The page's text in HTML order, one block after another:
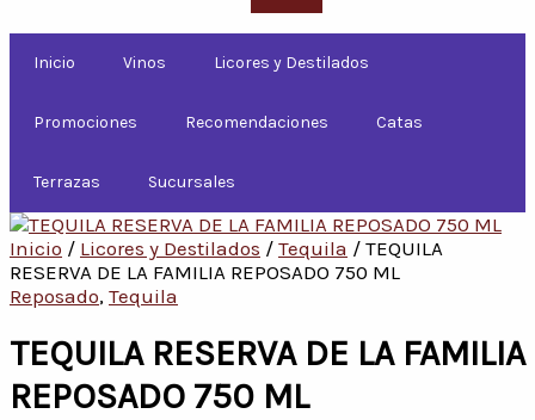
Inicio Vinos Licores y Destilados
Promociones Recomendaciones Catas
Terrazas Sucursales
Inicio / Licores y Destilados / Tequila / TEQUILA
RESERVA DE LA FAMILIA REPOSADO 750 ML
Reposado, Tequila
TEQUILA RESERVA DE LA FAMILIA
REPOSADO 750 ML